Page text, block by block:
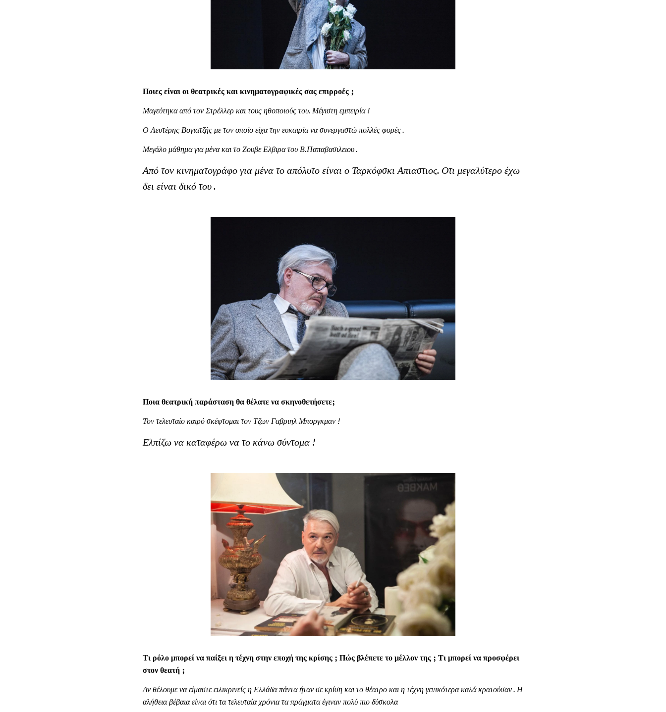
Ποιες είναι οι θεατρικές και κινηματογραφικές σας επιρροές ;
Μαγεύτηκα από τον Στρέλλερ και τους ηθοποιούς του. Μέγιστη εμπειρία !
Ο Λευτέρης Βογιατζής με τον οποίο είχα την ευκαιρία να συνεργαστώ πολλές φορές .
Μεγάλο μάθημα για μένα και το Ζουβε Ελβιρα του Β.Παπαβασιλειου .
Από τον κινηματογράφο για μένα το απόλυτο είναι ο Ταρκόφσκι Απιαστιος. Οτι μεγαλύτερο έχω
δει είναι δικό του .
Ποια θεατρική παράσταση θα θέλατε να σκηνοθετήσετε;
Τον τελευταίο καιρό σκέφτομαι τον Τζων Γαβριηλ Μποργκμαν !
Ελπίζω να καταφέρω να το κάνω σύντομα !
Τι ρόλο μπορεί να παίξει η τέχνη στην εποχή της κρίσης ; Πώς βλέπετε το μέλλον της ; Τι μπορεί να προσφέρει
στον θεατή ;
Αν θέλουμε να είμαστε ειλικρινείς η Ελλάδα πάντα ήταν σε κρίση και το θέατρο και η τέχνη γενικότερα καλά κρατούσαν . Η
αλήθεια βέβαια είναι ότι τα τελευταία χρόνια τα πράγματα έγιναν πολύ πιο δύσκολα